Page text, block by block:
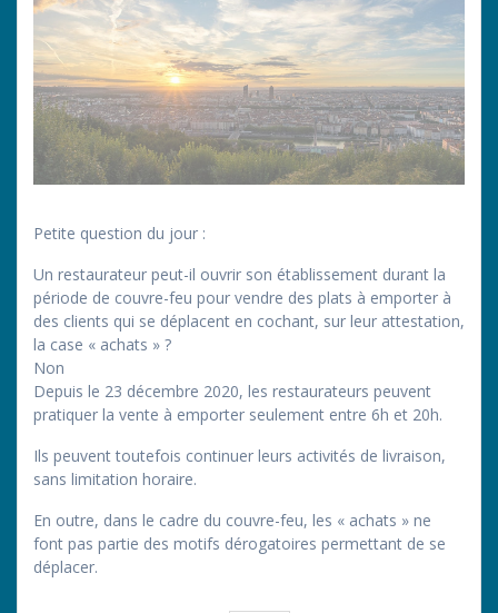
Petite question du jour :
Un restaurateur peut-il ouvrir son établissement durant la
période de couvre-feu pour vendre des plats à emporter à
des clients qui se déplacent en cochant, sur leur attestation,
la case « achats » ?
Non
Depuis le 23 décembre 2020, les restaurateurs peuvent
pratiquer la vente à emporter seulement entre 6h et 20h.
Ils peuvent toutefois continuer leurs activités de livraison,
sans limitation horaire.
En outre, dans le cadre du couvre-feu, les « achats » ne
font pas partie des motifs dérogatoires permettant de se
déplacer.